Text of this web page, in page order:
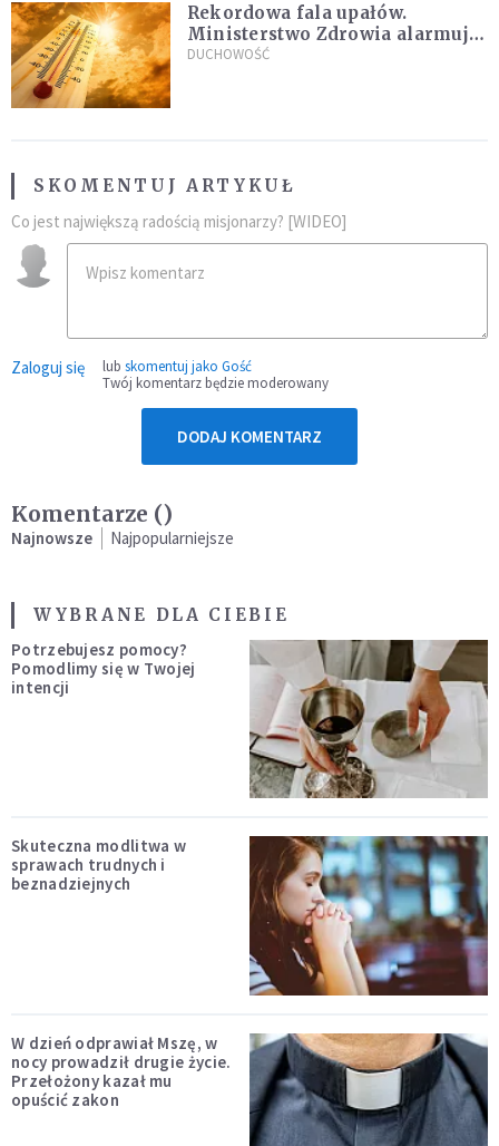
Rekordowa fala upałów.
Ministerstwo Zdrowia alarmuje
po doświadczeniach z czerwca
DUCHOWOŚĆ
SKOMENTUJ ARTYKUŁ
Co jest największą radością misjonarzy? [WIDEO]
Zaloguj się lub skomentuj jako Gość
Twój komentarz będzie moderowany
DODAJ KOMENTARZ
Komentarze ()
Najnowsze Najpopularniejsze
WYBRANE DLA CIEBIE
Potrzebujesz pomocy?
Pomodlimy się w Twojej
intencji
Skuteczna modlitwa w
sprawach trudnych i
beznadziejnych
W dzień odprawiał Mszę, w
nocy prowadził drugie życie.
Przełożony kazał mu
opuścić zakon